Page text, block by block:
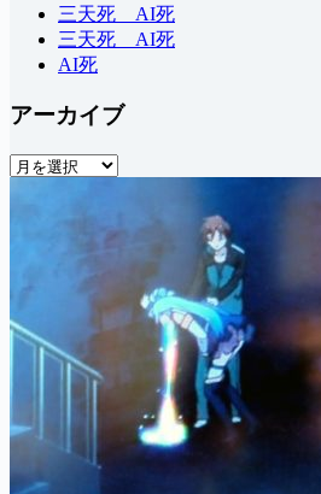
三天死 AI死
三天死 AI死
AI死
アーカイブ
ア